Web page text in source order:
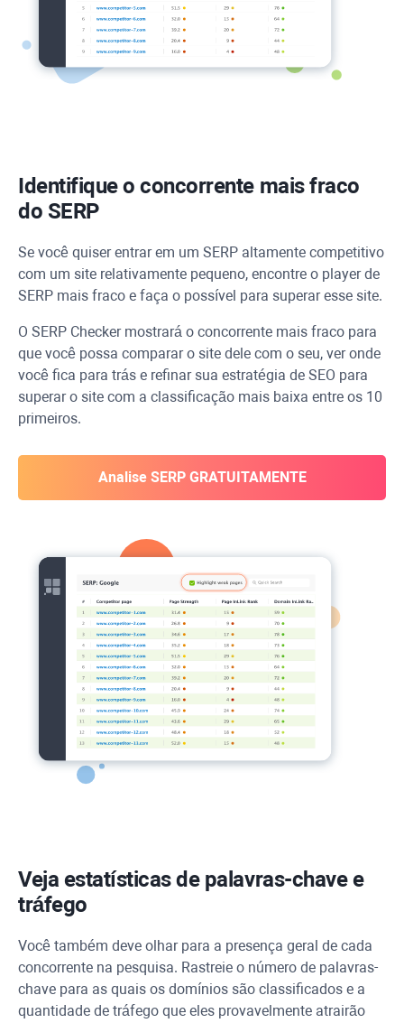
Identifique o concorrente mais fraco
do SERP
Se você quiser entrar em um SERP altamente competitivo
com um site relativamente pequeno, encontre o player de
SERP mais fraco e faça o possível para superar esse site.
O SERP Checker mostrará o concorrente mais fraco para
que você possa comparar o site dele com o seu, ver onde
você fica para trás e refinar sua estratégia de SEO para
superar o site com a classificação mais baixa entre os 10
primeiros.
Analise SERP GRATUITAMENTE
Veja estatísticas de palavras-chave e
tráfego
Você também deve olhar para a presença geral de cada
concorrente na pesquisa. Rastreie o número de palavras-
chave para as quais os domínios são classificados e a
quantidade de tráfego que eles provavelmente atrairão